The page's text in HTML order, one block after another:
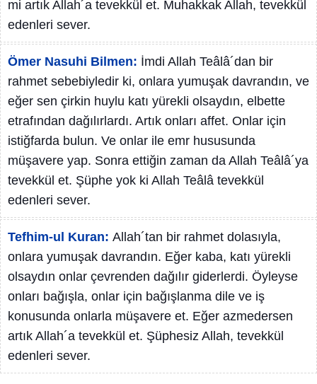
mi artık Allah´a tevekkül et. Muhakkak Allah, tevekkül
edenleri sever.
Ömer Nasuhi Bilmen: İmdi Allah Teâlâ´dan bir
rahmet sebebiyledir ki, onlara yumuşak davrandın, ve
eğer sen çirkin huylu katı yürekli olsaydın, elbette
etrafından dağılırlardı. Artık onları affet. Onlar için
istiğfarda bulun. Ve onlar ile emr hususunda
müşavere yap. Sonra ettiğin zaman da Allah Teâlâ´ya
tevekkül et. Şüphe yok ki Allah Teâlâ tevekkül
edenleri sever.
Tefhim-ul Kuran: Allah´tan bir rahmet dolasıyla,
onlara yumuşak davrandın. Eğer kaba, katı yürekli
olsaydın onlar çevrenden dağılır giderlerdi. Öyleyse
onları bağışla, onlar için bağışlanma dile ve iş
konusunda onlarla müşavere et. Eğer azmedersen
artık Allah´a tevekkül et. Şüphesiz Allah, tevekkül
edenleri sever.